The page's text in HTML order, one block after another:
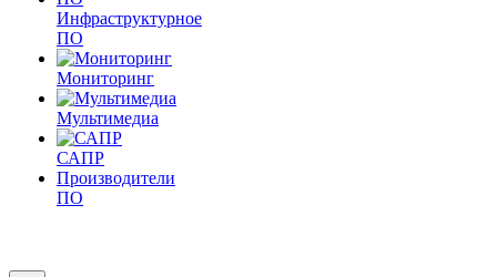
Инфраструктурное
ПО
Мониторинг
Мультимедиа
САПР
Производители
ПО